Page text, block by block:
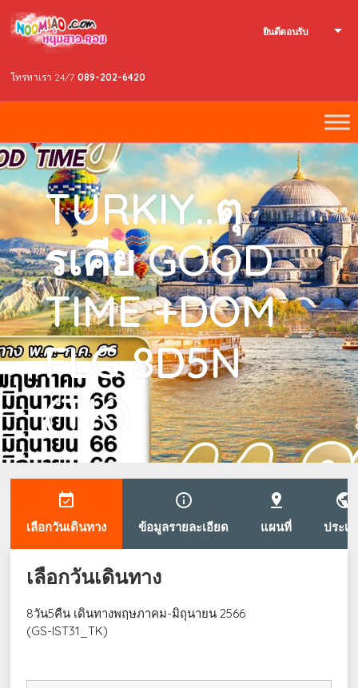
โทรหาเรา 24/7 089-202-6420
ยินดีตอนรับ
TURKIY..ตุ
รเคีย GOOD
TIME +DOM
FLG 8D5N
(TK)
event_available
เลือกวันเดินทาง
info_outline
ข้อมูลรายละเอียด
pin_drop
แผนที่
public
ประเ
เลือกวันเดินทาง
8วัน5คืน เดินทางพฤษภาคม-มิถุนายน 2566
(GS-IST31_TK)